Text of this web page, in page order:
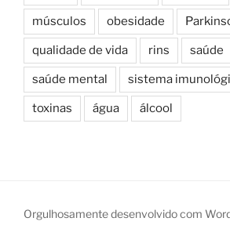
músculos obesidade
qualidade de vida rins saúde
saúde mental sistema
toxinas água álcool
Orgulhosamente desenvolvido com